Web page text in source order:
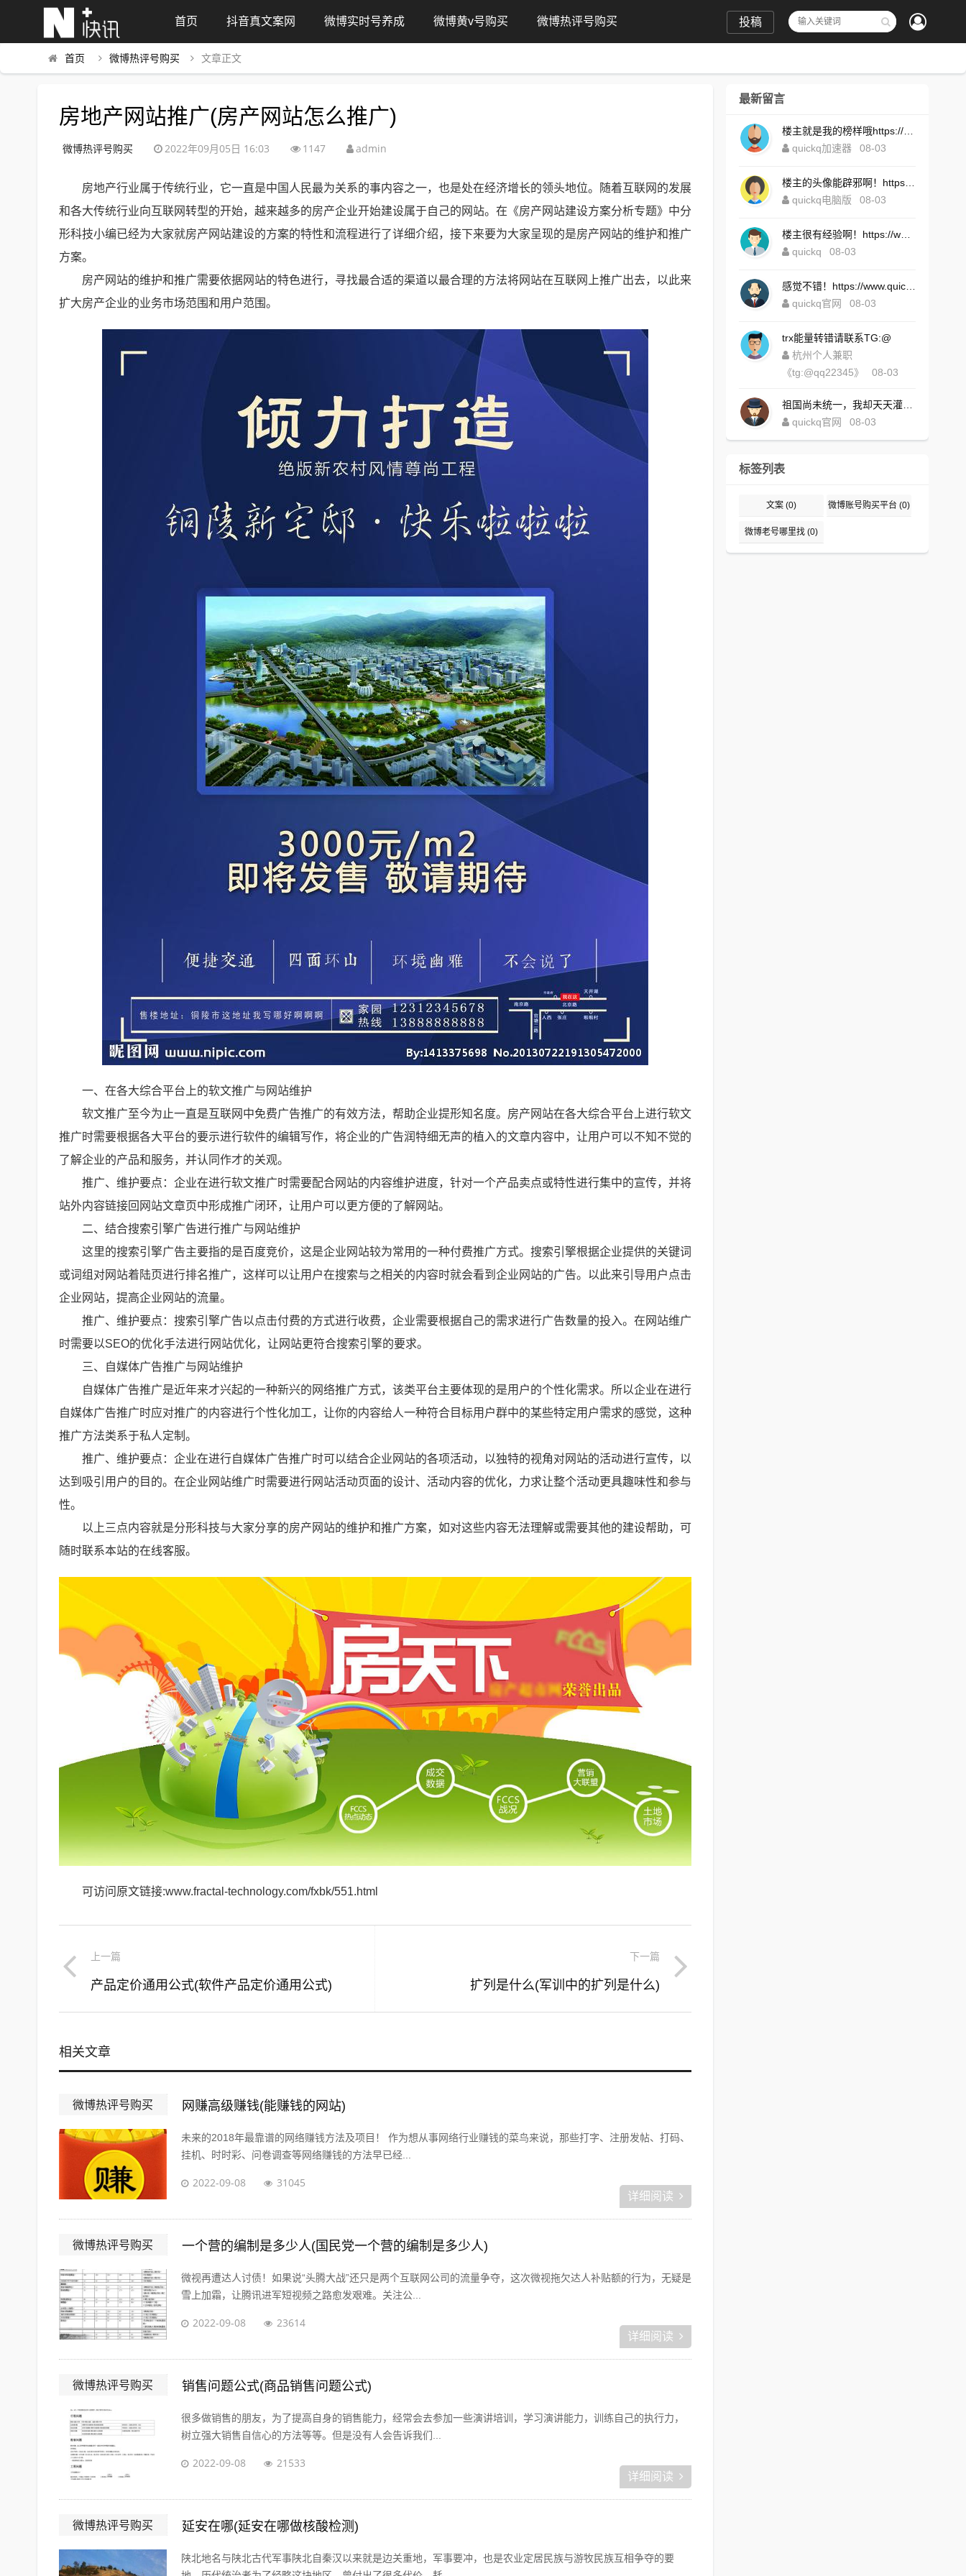
首页 抖音真文案网 微博实时号养成 微博黄v号购买 微博热评号购买 投稿
首页 微博热评号购买 文章正文
房地产网站推广(房产网站怎么推广)
微博热评号购买 2022年09月05日 16:03 1147 admin
房地产行业属于传统行业，它一直是中国人民最为关系的事内容之一，也是处在经济增长的领头地位。随着互联网的发展
和各大传统行业向互联网转型的开始，越来越多的房产企业开始建设属于自己的网站。在《房产网站建设方案分析专题》中分
形科技小编已经为大家就房产网站建设的方案的特性和流程进行了详细介绍，接下来要为大家呈现的是房产网站的维护和推广
方案。
房产网站的维护和推广需要依据网站的特色进行，寻找最合适的渠道以最合理的方法将网站在互联网上推广出去，以此来
扩大房产企业的业务市场范围和用户范围。
一、在各大综合平台上的软文推广与网站维护
软文推广至今为止一直是互联网中免费广告推广的有效方法，帮助企业提形知名度。房产网站在各大综合平台上进行软文
推广时需要根据各大平台的要示进行软件的编辑写作，将企业的广告润特细无声的植入的文章内容中，让用户可以不知不觉的
了解企业的产品和服务，并认同作才的关观。
推广、维护要点：企业在进行软文推广时需要配合网站的内容维护进度，针对一个产品卖点或特性进行集中的宣传，并将
站外内容链接回网站文章页中形成推广闭环，让用户可以更方便的了解网站。
二、结合搜索引擎广告进行推广与网站维护
这里的搜索引擎广告主要指的是百度竞价，这是企业网站较为常用的一种付费推广方式。搜索引擎根据企业提供的关键词
或词组对网站着陆页进行排名推广，这样可以让用户在搜索与之相关的内容时就会看到企业网站的广告。以此来引导用户点击
企业网站，提高企业网站的流量。
推广、维护要点：搜索引擎广告以点击付费的方式进行收费，企业需要根据自己的需求进行广告数量的投入。在网站维广
时需要以SEO的优化手法进行网站优化，让网站更符合搜索引擎的要求。
三、自媒体广告推广与网站维护
自媒体广告推广是近年来才兴起的一种新兴的网络推广方式，该类平台主要体现的是用户的个性化需求。所以企业在进行
自媒体广告推广时应对推广的内容进行个性化加工，让你的内容给人一种符合目标用户群中的某些特定用户需求的感觉，这种
推广方法类系于私人定制。
推广、维护要点：企业在进行自媒体广告推广时可以结合企业网站的各项活动，以独特的视角对网站的活动进行宣传，以
达到吸引用户的目的。在企业网站维广时需要进行网站活动页面的设计、活动内容的优化，力求让整个活动更具趣味性和参与
性。
以上三点内容就是分形科技与大家分享的房产网站的维护和推广方案，如对这些内容无法理解或需要其他的建设帮助，可
随时联系本站的在线客服。
可访问原文链接:www.fractal-technology.com/fxbk/551.html
上一篇
产品定价通用公式(软件产品定价通用公式)
下一篇
扩列是什么(军训中的扩列是什么)
相关文章
微博热评号购买 网赚高级赚钱(能赚钱的网站)
未来的2018年最靠谱的网络赚钱方法及项目！ 作为想从事网络行业赚钱的菜鸟来说，那些打字、注册发帖、打码、
挂机、时时彩、问卷调查等网络赚钱的方法早已经...
2022-09-08 31045
详细阅读
微博热评号购买 一个营的编制是多少人(国民党一个营的编制是多少人)
微视再遭达人讨债！如果说“头腾大战”还只是两个互联网公司的流量争夺，这次微视拖欠达人补贴额的行为，无疑是
雪上加霜，让腾讯进军短视频之路愈发艰难。关注公...
2022-09-08 23614
详细阅读
微博热评号购买 销售问题公式(商品销售问题公式)
很多做销售的朋友，为了提高自身的销售能力，经常会去参加一些演讲培训，学习演讲能力，训练自己的执行力，
树立强大销售自信心的方法等等。但是没有人会告诉我们...
2022-09-08 21533
详细阅读
微博热评号购买 延安在哪(延安在哪做核酸检测)
陕北地名与陕北古代军事陕北自秦汉以来就是边关重地，军事要冲，也是农业定居民族与游牧民族互相争夺的要
最新留言
quickq加速器
08-03
quickq电脑版
08-03
quickq
08-03
quickq官网
08-03
trx能量转错请联系TG:@
杭州个人兼职
《tg:@qq22345》
08-03
quickq官网
08-03
标签列表
文案 (0) 微博账号购买平台 (0)
微博老号哪里找 (0)